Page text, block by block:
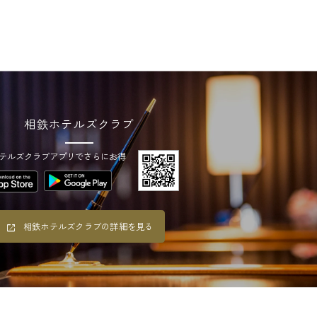
相鉄ホテルズクラブ
ルズクラブアプリでさらにお得
相鉄ホテルズクラブの詳細を見る